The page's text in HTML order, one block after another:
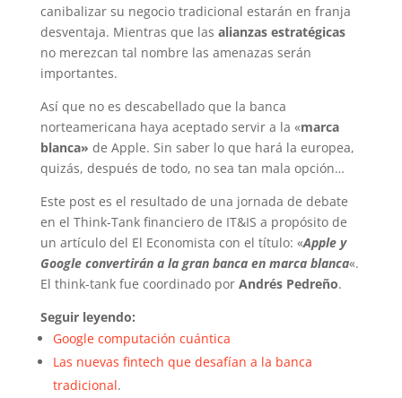
canibalizar su negocio tradicional estarán en franja
desventaja. Mientras que las alianzas estratégicas
no merezcan tal nombre las amenazas serán
importantes.
Así que no es descabellado que la banca
norteamericana haya aceptado servir a la «marca
blanca» de Apple. Sin saber lo que hará la europea,
quizás, después de todo, no sea tan mala opción…
Este post es el resultado de una jornada de debate
en el Think-Tank financiero de IT&IS a propósito de
un artículo del El Economista con el título: «Apple y
Google convertirán a la gran banca en marca blanca«.
El think-tank fue coordinado por Andrés Pedreño.
Seguir leyendo:
Google computación cuántica
Las nuevas fintech que desafían a la banca
tradicional.